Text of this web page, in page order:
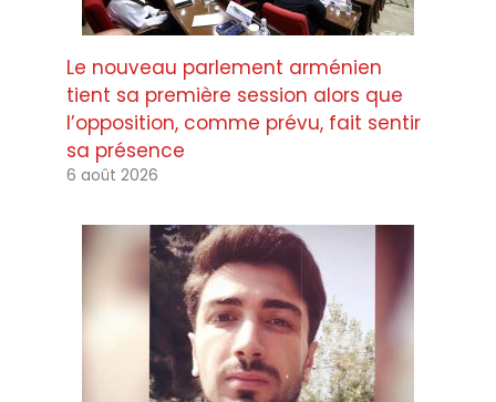
Le nouveau parlement arménien
tient sa première session alors que
l’opposition, comme prévu, fait sentir
sa présence
6 août 2026